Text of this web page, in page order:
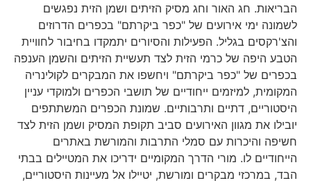
הבריאות. חג האור וחג מסיק הזיתים ושמן הזית נפגשים
לשמונה ימי אירועים של "כפר ביקרתם" בכפרים הדרוזים
והצ'רקסים בגליל. הפעילות והסיורים יתמקדו בחיבור לחוויית
הטבע היפה של כרמי הזית לצד תעשיית הזיתים והשמן הענפה
בכפרים של "כפר ביקרתם" ויחשפו את המבקרים לקולינריה
המקומית, למיזמים ייחודיים של תושבי הכפרים ולמוקדי עניין
היסטוריים, דתיים ותרבותיים. שמונת הכפרים המשתתפים
יובילו את מגוון האירועים סביב תקופת המסיק ושמן הזית לצד
חשיפה והיכרות עם סמלי התרבות והמורשת באתרים
הייחודיים לו. מורי הדרך המקומיים ידריכו את המטיילים בבתי
הבד, במרכזי מבקרים ומורשת, יטיילו אל מעיינות היסטוריים,